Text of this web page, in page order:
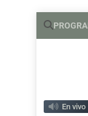
Saltar
En vivo